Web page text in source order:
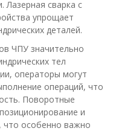
Лазерная сварка с
упрощает
деталей.
ЧПУ значительно
тел
операторы могут
операций, что
Поворотные
и
что особенно важно